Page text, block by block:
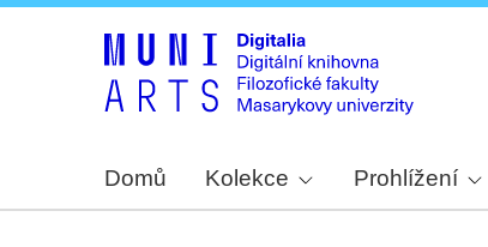
Domů Kolekce Prohlížení